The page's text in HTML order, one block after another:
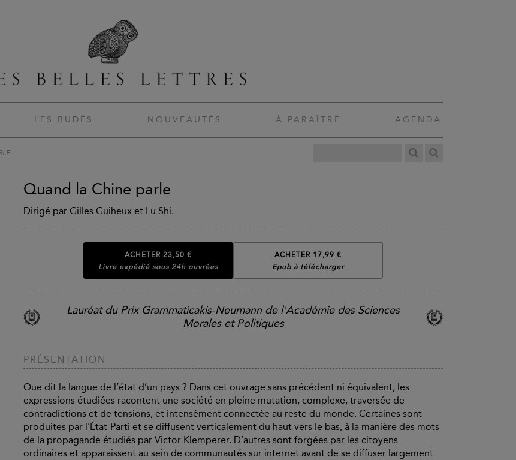
LES BUDÉS NOUVEAUTÉS À PARAÎTRE AGENDA
Quand la Chine parle
Dirigé par Gilles Guiheux et Lu Shi.
ACHETER 23,50 €
Livre expédié sous 24h ouvrées
ACHETER 17,99 €
Epub à télécharger
Lauréat du Prix Grammaticakis-Neumann de l'Académie des Sciences
Morales et Politiques
PRÉSENTATION
Que dit la langue de l’état d’un pays ? Dans cet ouvrage sans précédent ni équivalent, les
expressions étudiées racontent une société en pleine mutation, complexe, traversée de
contradictions et de tensions, et intensément connectée au reste du monde. Certaines sont
produites par l’État-Parti et se diffusent verticalement du haut vers le bas, à la manière des mots
de la propagande étudiés par Victor Klemperer. D’autres sont forgées par les citoyens
ordinaires et apparaissent au sein de communautés sur internet avant de se diffuser largement